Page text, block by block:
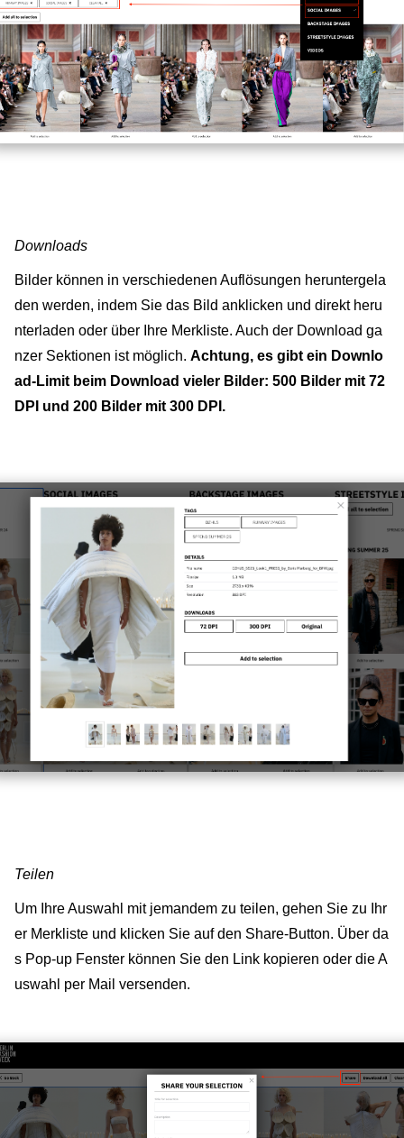
Downloads
Bilder können in verschiedenen Auflösungen heruntergela
den werden, indem Sie das Bild anklicken und direkt heru
nterladen oder über Ihre Merkliste. Auch der Download ga
nzer Sektionen ist möglich. Achtung, es gibt ein Downlo
ad-Limit beim Download vieler Bilder: 500 Bilder mit 72
DPI und 200 Bilder mit 300 DPI.
Teilen
Um Ihre Auswahl mit jemandem zu teilen, gehen Sie zu Ihr
er Merkliste und klicken Sie auf den Share-Button. Über da
s Pop-up Fenster können Sie den Link kopieren oder die A
uswahl per Mail versenden.